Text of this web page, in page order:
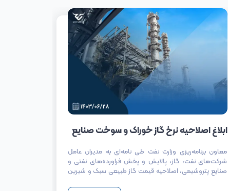
ابلاغ اصلاحیه نرخ گاز خوراک و سوخت صنایع
معاون برنامه‌ریزی وزارت نفت طی نامه‌ای به مدیران عامل
شرکت‌های نفت، گاز، پالایش و پخش فراورده‌های نفتی و
صنایع پتروشیمی، اصلاحیه قیمت گاز طبیعی سبک و شیرین